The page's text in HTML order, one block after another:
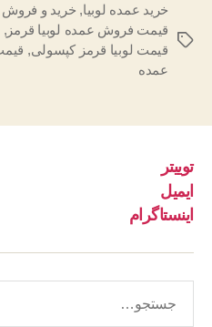
برچسب‌ها
خرید عمده لوبیا, خرید و فروش
قیمت فروش عمده لوبیا قرمز ,
قیمت لوبیا قرمز کپسولی,
عمده
توییتر
ایمیل
اینستاگرام